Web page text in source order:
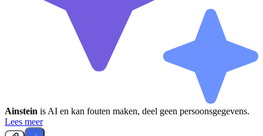
Ainstein is AI en kan fouten maken, deel geen persoonsgegevens.
Lees meer